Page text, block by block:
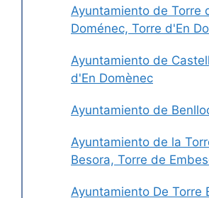
Ayuntamiento de Torre
Doménec, Torre d'En
Ayuntamiento de
d'En Domènec
Ayuntamiento de
Ayuntamiento de la
Besora, Torre de
Ayuntamiento De Torre